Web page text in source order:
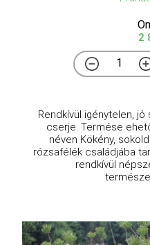
2
Rendkívül igénytelen,
cserje. Termése
néven Kökény,
rózsafélék családjába
rendkívül